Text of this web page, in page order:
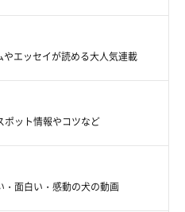
エッセイが読める大人気連載
ポット情報やコツなど
面白い・感動の犬の動画